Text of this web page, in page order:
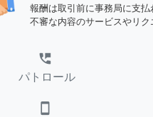
報酬は取引前に事務局に支
不審な内容のサービスやリク
perm_phone_msg
パトロール
smartphone